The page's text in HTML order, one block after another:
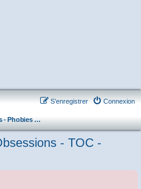
Connexion
S’enregistrer
Angoisses - Phobies - Obsessions - TOC - Somatisations
- TOC -